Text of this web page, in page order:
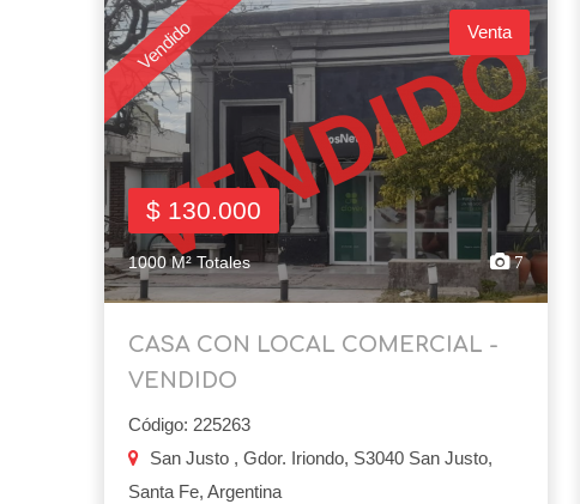
Vendido Venta
$ 130.000
1000 M² Totales 7
CASA CON LOCAL COMERCIAL -
VENDIDO
Código: 225263
San Justo , Gdor. Iriondo, S3040 San Justo,
Santa Fe, Argentina